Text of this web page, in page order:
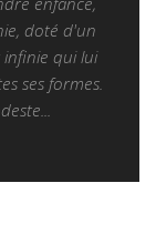
doté d'un
qui lui
ses formes.